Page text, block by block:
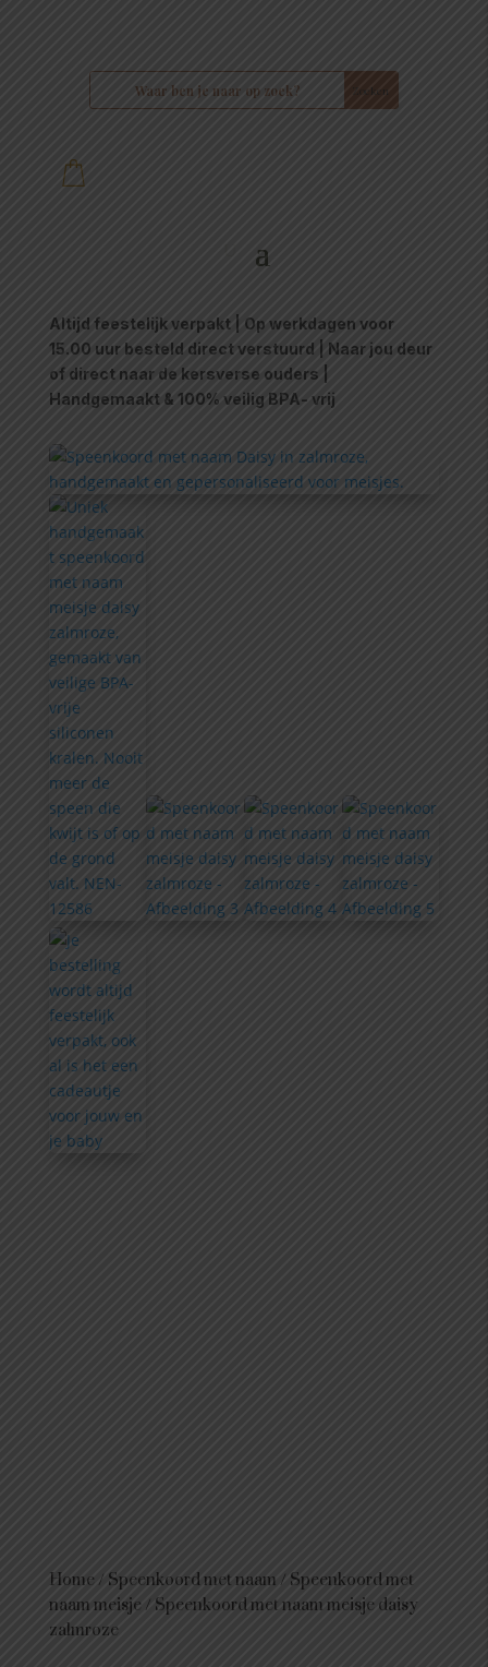
Altijd feestelijk verpakt | Op werkdagen voor
15.00 uur besteld direct verstuurd | Naar jou deur
of direct naar de kersverse ouders |
Handgemaakt & 100% veilig BPA- vrij
Home/ Speenkoord met naam / Speenkoord met
naam meisje / Speenkoord met naam meisje daisy
zalmroze